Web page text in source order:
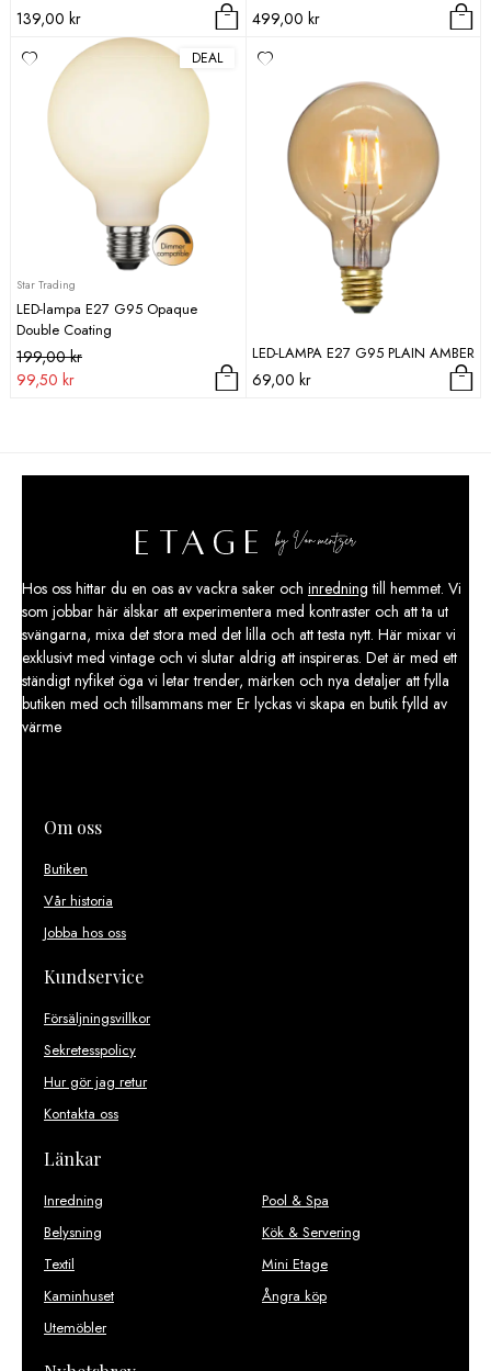
139,00 kr 499,00 kr
DEAL
Star Trading
LED-lampa E27 G95 Opaque
Double Coating
199,00kr
Det
ursprungliga
99,50 kr
Det
nuvarande
LED-LAMPA E27 G95 PLAIN AMBER
69,00 kr
Hos oss hittar du en oas av vackra saker och inredning till hemmet. Vi
som jobbar här älskar att experimentera med kontraster och att ta ut
svängarna, mixa det stora med det lilla och att testa nytt. Här mixar vi
exklusivt med vintage och vi slutar aldrig att inspireras. Det är med ett
ständigt nyfiket öga vi letar trender, märken och nya detaljer att fylla
butiken med och tillsammans mer Er lyckas vi skapa en butik fylld av
värme
Om oss
Butiken
Vår historia
Jobba hos oss
Kundservice
Försäljningsvillkor
Sekretesspolicy
Hur gör jag retur
Kontakta oss
Länkar
Inredning
Belysning
Textil
Kaminhuset
Utemöbler
Pool & Spa
Kök & Servering
Mini Etage
Ångra köp